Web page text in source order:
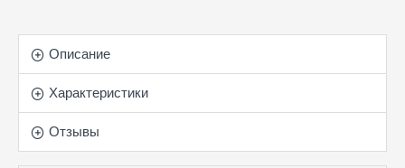
Описание
Характеристики
Отзывы